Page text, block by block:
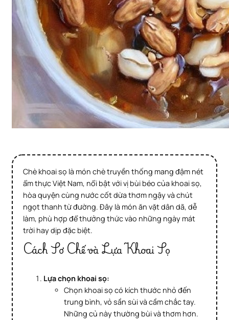
Chè khoai sọ là món chè truyền thống mang đậm nét
ẩm thực Việt Nam, nổi bật với vị bùi béo của khoai sọ,
hòa quyện cùng nước cốt dừa thơm ngậy và chút
ngọt thanh từ đường. Đây là món ăn vặt dân dã, dễ
làm, phù hợp để thưởng thức vào những ngày mát
trời hay dịp đặc biệt.
Cách Sơ Chế và Lựa Khoai Sọ
Lựa chọn khoai sọ:
Chọn khoai sọ có kích thước nhỏ đến
trung bình, vỏ sần sùi và cầm chắc tay.
Những củ này thường bùi và thơm hơn.